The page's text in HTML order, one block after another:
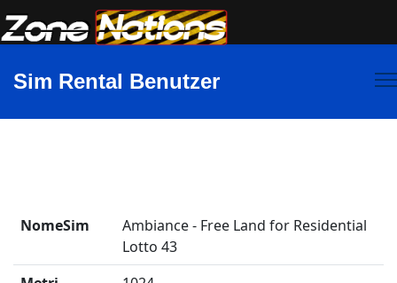
Sim Rental Benutzer
NomeSim
Ambiance - Free Land for Residential
Lotto 43